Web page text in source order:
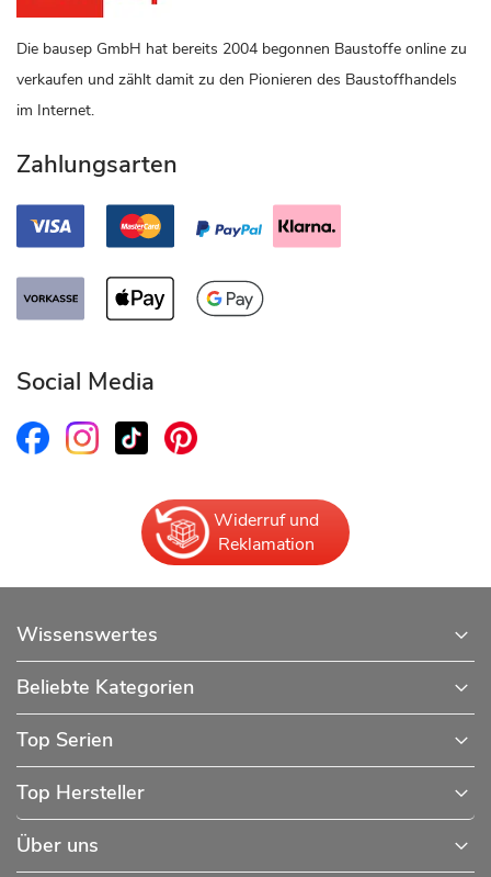
Die bausep GmbH hat bereits 2004 begonnen Baustoffe online zu
verkaufen und zählt damit zu den Pionieren des Baustoffhandels
im Internet.
Zahlungsarten
Social Media
Widerruf und
Reklamation
Wissenswertes
Beliebte Kategorien
Top Serien
Top Hersteller
Über uns